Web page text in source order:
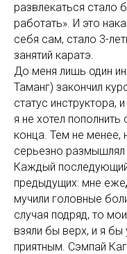
развлекаться стало
работать». И это
себя сам, стало 3-
занятий каратэ.
До меня лишь один
Таманг) закончил
статус инструктора,
я не хотел пополнить
конца. Тем не менее,
серьезно размышлял
Каждый
предыдущих: мне
мучили головные
случая подряд, то
взяли бы верх, и я
приятным. Сэмпай